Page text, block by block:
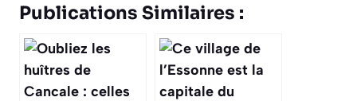
Publications Similaires :